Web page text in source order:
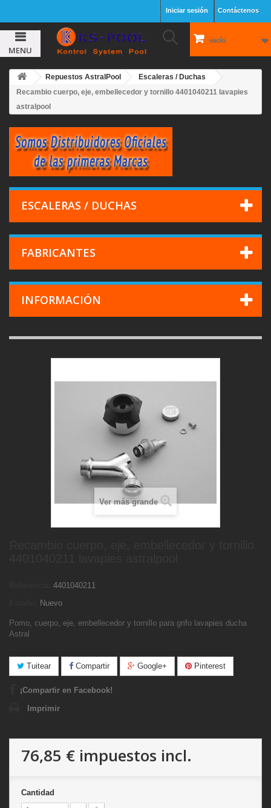
Contáctenos
Iniciar sesión
vacío
MENU
Repuestos AstralPool
Escaleras / Duchas
Recambio cuerpo, eje, embellecedor y tornillo 4401040211 lavapies
astralpool
ESCALERAS / DUCHAS
FABRICANTES
INFORMACIÓN
Ver más grande
4401040211
Nuevo
Pomo, cuerpo, eje, embellecedor y tornillo para grifo lavapies ducha
Astral
Tuitear Compartir Google+ Pinterest
¡Compartir en Facebook!
Imprimir
76,85 € impuestos incl.
Cantidad